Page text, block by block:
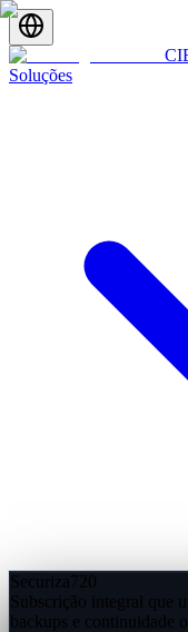
Soluções
Securiza720
Subscrição integral que
backups e continuidade